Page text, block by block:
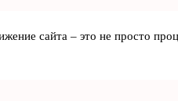
сайта – это не просто